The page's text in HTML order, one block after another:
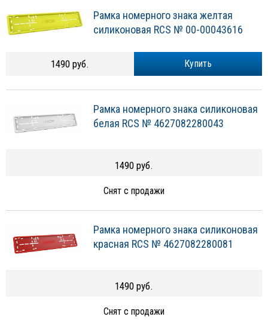
Рамка номерного знака желтая
силиконовая RCS № 00-00043616
Купить
1490 руб.
Рамка номерного знака силиконовая
белая RCS № 4627082280043
1490 руб.
Снят с продажи
Рамка номерного знака силиконовая
красная RCS № 4627082280081
1490 руб.
Снят с продажи